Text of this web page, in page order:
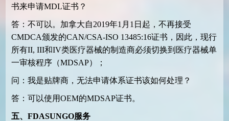
书来申请MDL证书？
答：不可以。加拿大自2019年1月1日起，不再接受
CMDCA颁发的CAN/CSA-ISO 13485:16证书，因此，现行
所有II, III和IV类医疗器械的制造商必须切换到医疗器械单
一审核程序（MDSAP）；
问：我是贴牌商，无法申请体系证书该如何处理？
答：可以使用OEM的MDSAP证书。
五、 FDASUNGO服务